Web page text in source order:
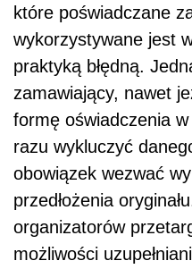
które poświadczane
wykorzystywane jest
praktyką błędną.
zamawiający, nawet
formę oświadczenia
razu wykluczyć
obowiązek wezwać
przedłożenia
organizatorów
możliwości